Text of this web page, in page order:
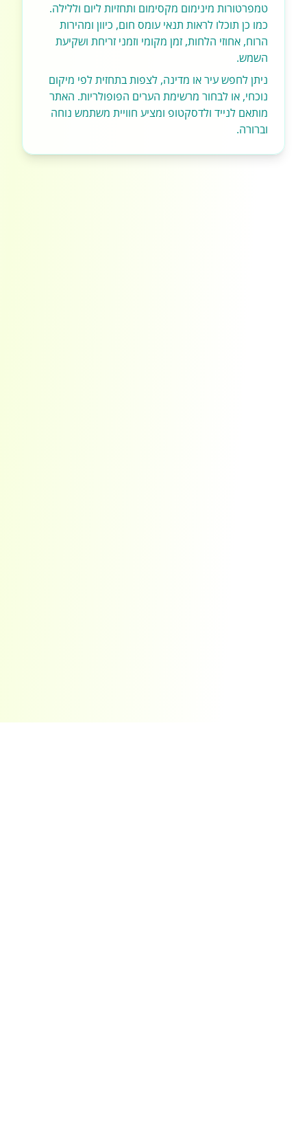
טמפרטורות מינימום מקסימום ותחזיות ליום וללילה.
כמו כן תוכלו לראות תנאי עומס חום, כיוון ומהירות
הרוח, אחוזי הלחות, זמן מקומי וזמני זריחת ושקיעת
השמש.
ניתן לחפש עיר או מדינה, לצפות בתחזית לפי מיקום
נוכחי, או לבחור מרשימת הערים הפופולריות. האתר
מותאם לנייד ולדסקטופ ומציע חוויית משתמש נוחה
וברורה.